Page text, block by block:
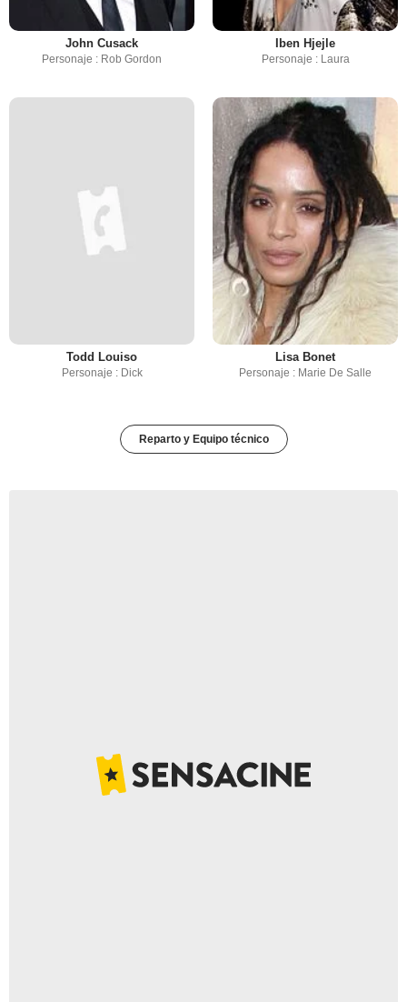
John Cusack
Personaje : Rob Gordon
Iben Hjejle
Personaje : Laura
Todd Louiso
Personaje : Dick
Lisa Bonet
Personaje : Marie De Salle
Reparto y Equipo técnico